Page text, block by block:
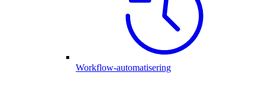
Workflow-automatisering